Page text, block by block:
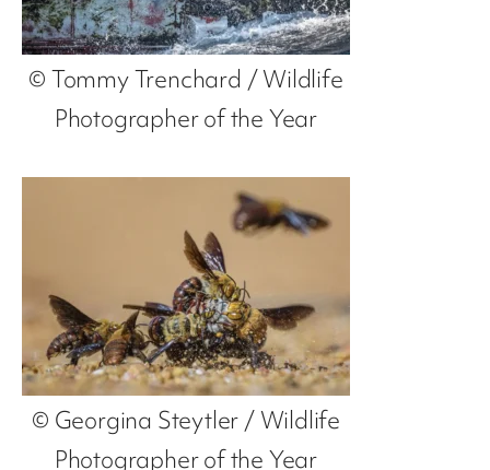
© Tommy Trenchard / Wildlife
Photographer of the Year
© Georgina Steytler / Wildlife
Photographer of the Year